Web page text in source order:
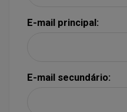
E-mail principal:
E-mail secundário: